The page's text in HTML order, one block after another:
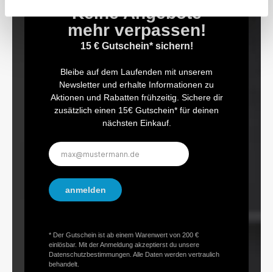
11.25°)·Kopfstärke a: 19.6 mm·Kopfbreite b:
44 mm·Kein Zurückdrehen mehr: bei den
HAZET Drehmoment-Schlüsseln der 5000er-
und 6000er-Baureihe wurde in Langzeit-
Zurückdrehen auf den kleinsten Skalenwert
nicht erforderlich ist
Keine Angebote
mehr verpassen!
15 € Gutschein* sichern!
Bleibe auf dem Laufenden mit unserem
Newsletter und erhalte Informationen zu
Aktionen und Rabatten frühzeitig. Sichere dir
zusätzlich einen 15€ Gutschein* für deinen
nächsten Einkauf.
E-
Mail-
Adresse*
anmelden
* Der Gutschein ist ab einem Warenwert von 200 €
einlösbar. Mit der Anmeldung akzeptierst du unsere
Datenschutzbestimmungen. Alle Daten werden vertraulich
behandelt.